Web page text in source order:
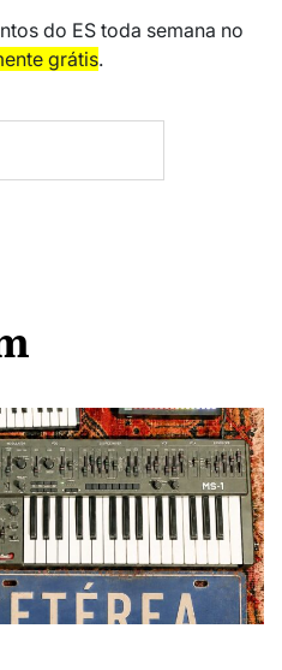
do ES toda semana no
grátis.